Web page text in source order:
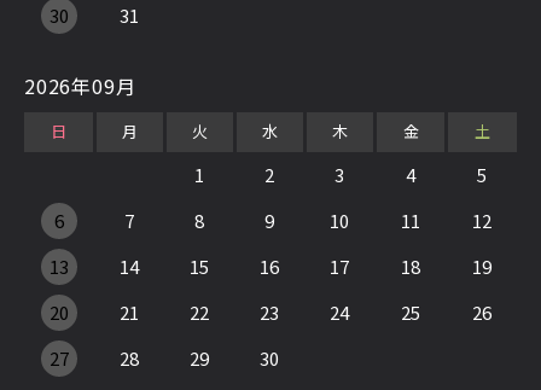
30
31
2026年09月
日 月 火 水 木 金 土
1 2 3 4
5
6
7 8 9 10 11
12
13
14 15 16 17 18
19
20
21 22 23 24 25
26
27
28 29 30